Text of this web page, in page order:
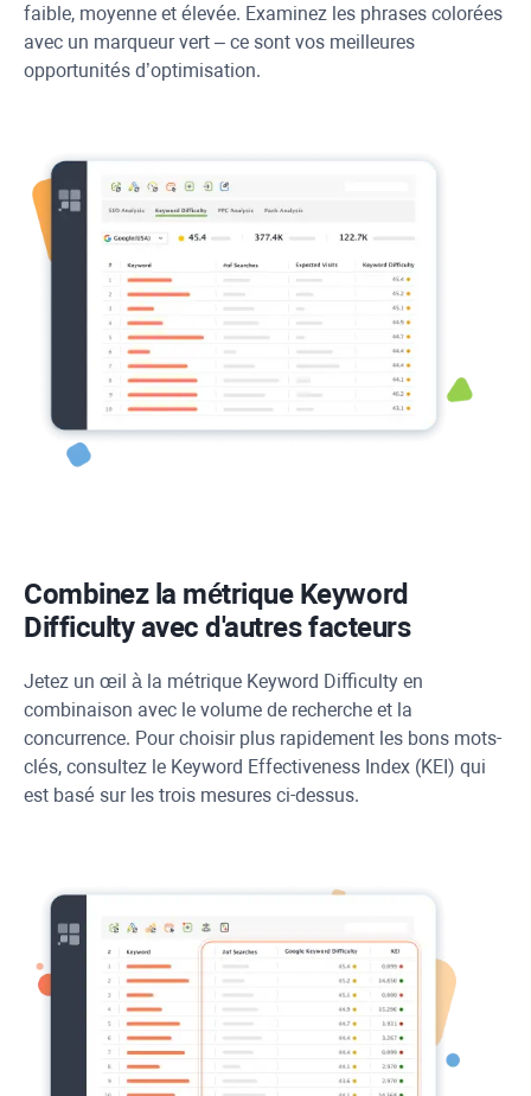
faible, moyenne et élevée. Examinez les phrases colorées
avec un marqueur vert – ce sont vos meilleures
opportunités d’optimisation.
Combinez la métrique Keyword
Difficultyavec d'autres facteurs
Jetez un œil à la métrique Keyword Difficulty en
combinaison avec le volume de recherche et la
concurrence. Pour choisir plus rapidement les bons mots-
clés, consultez le Keyword Effectiveness Index (KEI) qui
est basé sur les trois mesures ci-dessus.